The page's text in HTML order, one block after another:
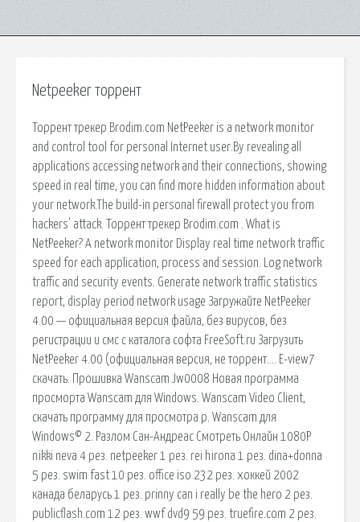
Netpeeker торрент
Торрент трекер Brodim.com NetPeeker is a network monitor
and control tool for personal Internet user.By revealing all
applications accessing network and their connections, showing
speed in real time, you can find more hidden information about
your network.The build-in personal firewall protect you from
hackers' attack. Торрент трекер Brodim.com . What is
NetPeeker? A network monitor Display real time network traffic
speed for each application, process and session. Log network
traffic and security events. Generate network traffic statistics
report, display period network usage Загружайте NetPeeker
4.00 — официальная версия файла, без вирусов, без
регистрации и смс с каталога софта FreeSoft.ru Загрузить
NetPeeker 4.00 (официальная версия, не торрент…. E-view7
скачать. Прошивка Wanscam Jw0008 Новая программа
просморта Wanscam для Windows. Wanscam Video Client,
скачать программу для просмотра p. Wanscam для
Windows© 2. Разлом Сан-Андреас Смотреть Онлайн 1080P
nikki neva 4 рез. netpeeker 1 рез. rei hirona 1 рез. dina+donna
5 рез. swim fast 10 рез. office iso 232 рез. хоккей 2002
канада беларусь 1 рез. prinny can i really be the hero 2 рез.
publicflash.com 12 рез. wwf dvd9 59 рез. truefire.com 2 рез.